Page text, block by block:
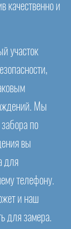
качественно и
участок
Мы
по
вы
для
телефону.
и наш
для замера.